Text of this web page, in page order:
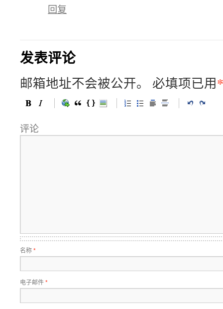
回复
发表评论
邮箱地址不会被公开。 必填项已用*
评论
名称*
电子邮件*